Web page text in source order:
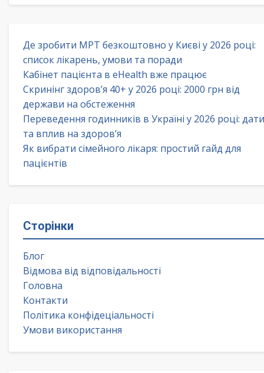
Де зробити МРТ безкоштовно у Києві у 2026 році:
список лікарень, умови та поради
Кабінет пацієнта в eHealth вже працює
Скринінг здоров’я 40+ у 2026 році: 2000 грн від
держави на обстеження
Переведення годинників в Україні у 2026 році: дати
та вплив на здоров’я
Як вибрати сімейного лікаря: простий гайд для
пацієнтів
Сторінки
Блог
Відмова від відповідальності
Головна
Контакти
Політика конфідеціальності
Умови використання